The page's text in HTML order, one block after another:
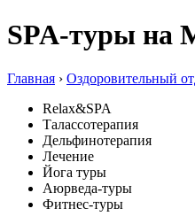
SPA-туры на
Главная › Оздоровительный
Relax&SPA
Талассотерапия
Дельфинотерапия
Лечение
Йога туры
Аюрведа-туры
Фитнес-туры